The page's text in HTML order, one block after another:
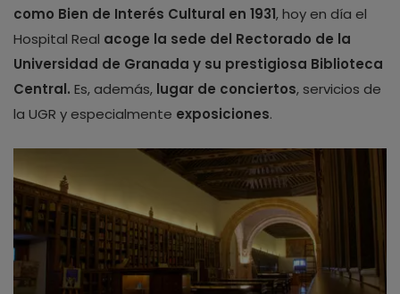
como Bien de Interés Cultural en 1931, hoy en día el
Hospital Real acoge la sede del Rectorado de la
Universidad de Granada y su prestigiosa Biblioteca
Central. Es, además, lugar de conciertos, servicios de
la UGR y especialmente exposiciones.